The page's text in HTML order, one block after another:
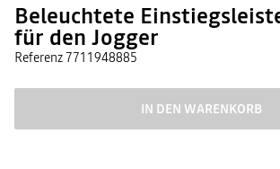
Beleuchtete
für den Jogger
Referenz7711948885
IN DEN WARENKORB